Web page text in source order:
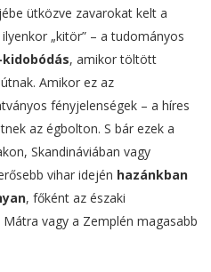
ütközve zavarokat kelt a
„kitör” – a tudományos
, amikor töltött
Amikor ez az
fényjelenségek – a híres
az égbolton. S bár ezek a
Skandináviában vagy
vihar idején hazánkban
, főként az északi
vagy a Zemplén magasabb